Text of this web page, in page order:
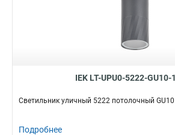
IEK LT-UPU0-5222-GU10-
Светильник уличный 5222 потолочный
Подробнее